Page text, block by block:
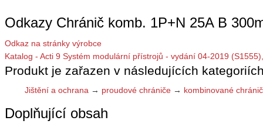
Odkazy Chránič komb. 1P+N 25A B
Odkaz na stránky výrobce
Katalog - Acti 9 Systém modulární přístrojů - vydání 04-2019
Produkt je zařazen v následujících
Jištění a ochrana → proudové chrániče → kombinované
Doplňující obsah